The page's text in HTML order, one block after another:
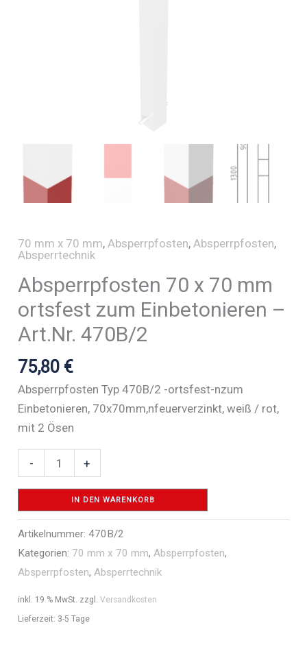
70 mm x 70 mm,Absperrpfosten,Absperrpfosten,
Absperrtechnik
Absperrpfosten 70 x 70 mm
ortsfest zum Einbetonieren –
Art.Nr. 470B/2
75,80 €
Absperrpfosten Typ 470B/2 -ortsfest-nzum
Einbetonieren, 70x70mm,nfeuerverzinkt, weiß / rot,
mit 2 Ösen
-
Absperrpfosten
70
70
mm
ortsfest
zum
Einbetonieren
+
IN DEN WARENKORB
Artikelnummer:470B/2
Kategorien: 70 mm x 70 mm,Absperrpfosten,
Absperrpfosten,Absperrtechnik
inkl. 19 % MwSt. zzgl.Versandkosten
Lieferzeit: 3-5 Tage